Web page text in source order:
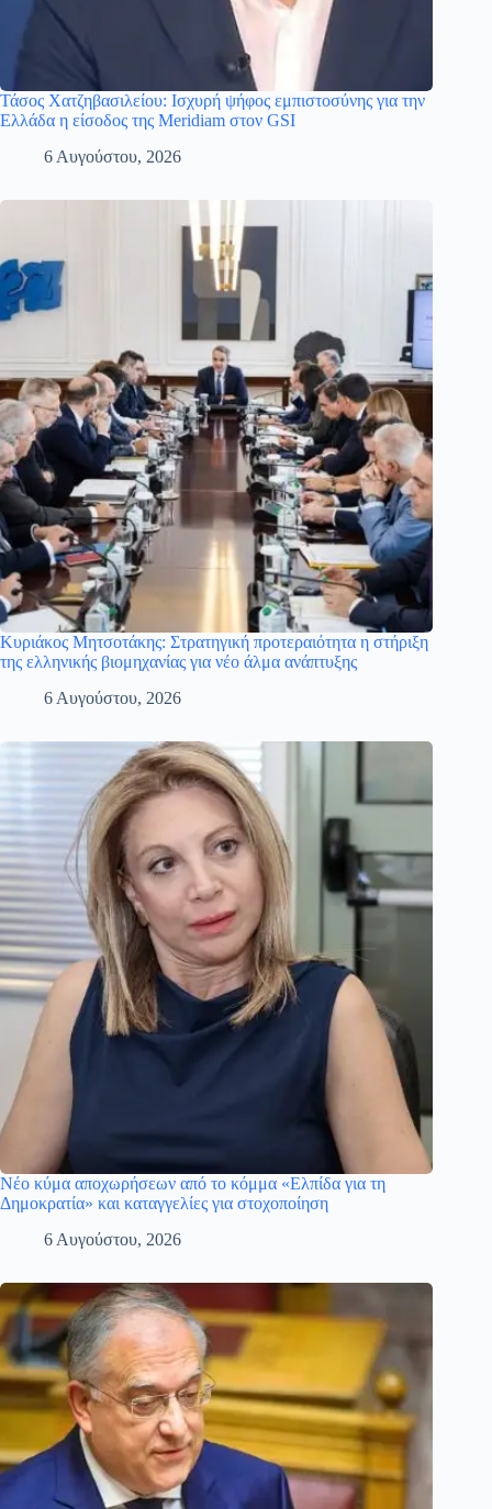
Τάσος Χατζηβασιλείου: Ισχυρή ψήφος εμπιστοσύνης για την
Ελλάδα η είσοδος της Meridiam στον GSI
6 Αυγούστου, 2026
Κυριάκος Μητσοτάκης: Στρατηγική προτεραιότητα η στήριξη
της ελληνικής βιομηχανίας για νέο άλμα ανάπτυξης
6 Αυγούστου, 2026
Νέο κύμα αποχωρήσεων από το κόμμα «Ελπίδα για τη
Δημοκρατία» και καταγγελίες για στοχοποίηση
6 Αυγούστου, 2026